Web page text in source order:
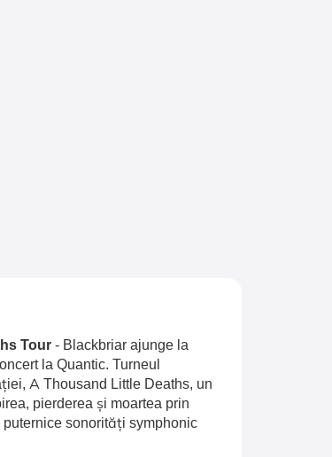
Tour - Blackbriar ajunge la
la Quantic. Turneul
A Thousand Little Deaths, un
pierderea și moartea prin
sonorități symphonic